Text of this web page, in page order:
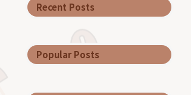
Recent Posts
Popular Posts